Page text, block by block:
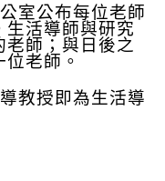
室公布每位老師
生活導師與研究
師；與日後之
老師。
教授即為生活導